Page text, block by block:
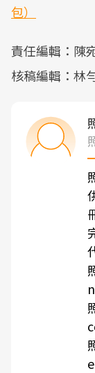
包）
責任編輯：陳
核稿編輯：林